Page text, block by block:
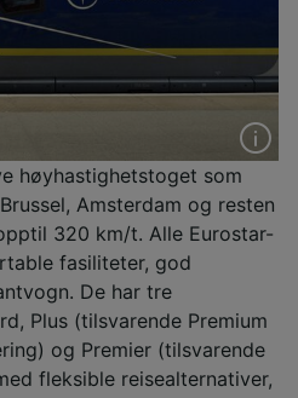
høyhastighetstoget som
Amsterdam og resten
320 km/t. Alle Eurostar-
fasiliteter, god
De har tre
Plus (tilsvarende Premium
og Premier (tilsvarende
fleksible reisealternativer,